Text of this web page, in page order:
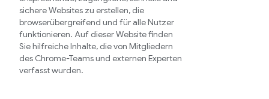
sichere Websites zu erstellen, die
browserübergreifend und für alle Nutzer
funktionieren. Auf dieser Website finden
Sie hilfreiche Inhalte, die von Mitgliedern
des Chrome-Teams und externen Experten
verfasst wurden.